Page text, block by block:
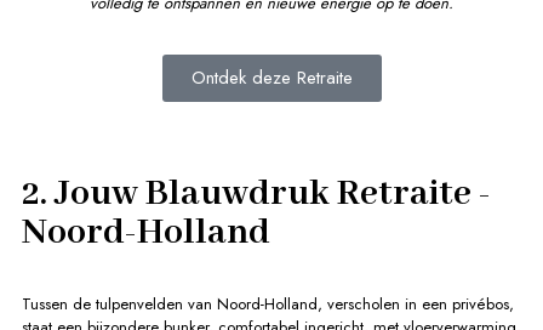
Ontdek deze Retraite
2. Jouw Blauwdruk Retraite -
Noord-Holland
Tussen de tulpenvelden van Noord-Holland, verscholen in een privébos,